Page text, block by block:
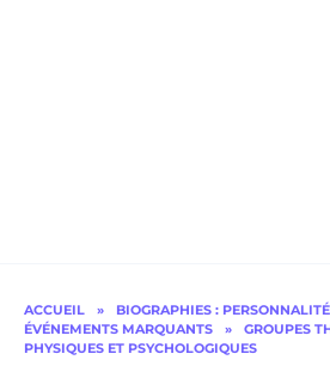
ACCUEIL »
BIOGRAPHIES :
ÉVÉNEMENTS MARQUANTS
» GROUPES
PHYSIQUES ET PSYCHOLOGIQUES